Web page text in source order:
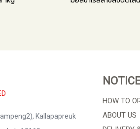
Kallapapreuk
HOW TO
ABOUT US